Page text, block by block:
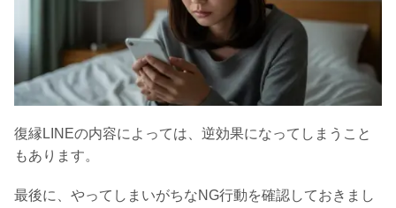
復縁LINEの内容によっては、逆効果になってしまうこと
もあります。
最後に、やってしまいがちなNG行動を確認しておきまし